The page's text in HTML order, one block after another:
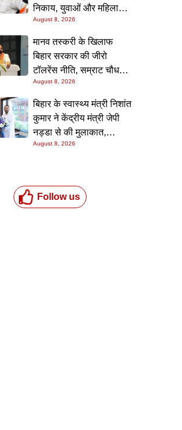
निकाय, युवाओं और महिलाओं
की भागीदारी सुनिश्चित करने
का निर्देश: नीतीश मिश्रा
August 8, 2026
मानव तस्करी के खिलाफ
बिहार सरकार की जीरो
टॉलरेंस नीति, सम्राट चौधरी ने
सम्मेलन में दोहराई प्रतिबद्धता
August 8, 2026
बिहार के स्वास्थ्य मंत्री निशांत
कुमार ने केंद्रीय मंत्री जेपी
नड्डा से की मुलाकात,
स्वास्थ्य क्षेत्र के विकास पर
August 8, 2026
Follow us